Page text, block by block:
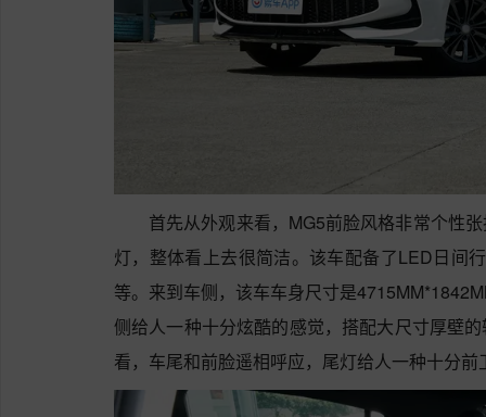
首先从外观来看，MG5前脸风格非常个性
灯，整体看上去很简洁。该车配备了LED日间
等。来到车侧，该车车身尺寸是
侧给人一种十分炫酷的感觉，搭配大尺寸厚壁
看，车尾和前脸遥相呼应，尾灯给人一种十分